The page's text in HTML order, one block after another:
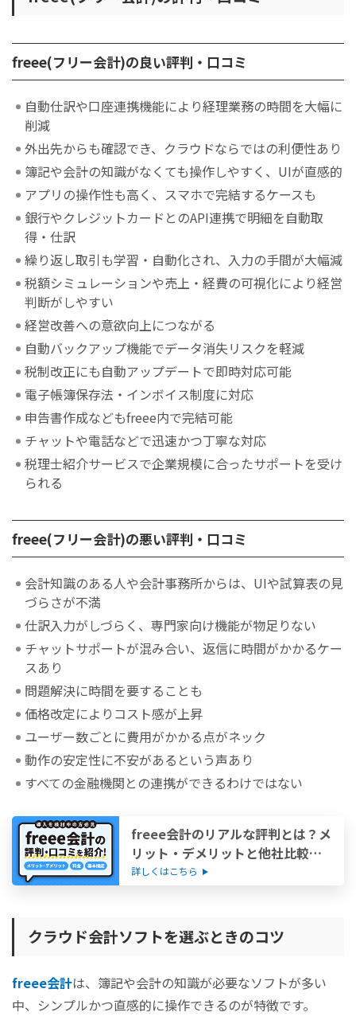
freee(フリー会計)の良い評判・口コミ
自動仕訳や口座連携機能により経理業務の時間を大幅に
削減
外出先からも確認でき、クラウドならではの利便性あり
簿記や会計の知識がなくても操作しやすく、UIが直感的
アプリの操作性も高く、スマホで完結するケースも
銀行やクレジットカードとのAPI連携で明細を自動取
得・仕訳
繰り返し取引も学習・自動化され、入力の手間が大幅減
税額シミュレーションや売上・経費の可視化により経営
判断がしやすい
経営改善への意欲向上につながる
自動バックアップ機能でデータ消失リスクを軽減
税制改正にも自動アップデートで即時対応可能
電子帳簿保存法・インボイス制度に対応
申告書作成などもfreee内で完結可能
チャットや電話などで迅速かつ丁寧な対応
税理士紹介サービスで企業規模に合ったサポートを受け
られる
freee(フリー会計)の悪い評判・口コミ
会計知識のある人や会計事務所からは、UIや試算表の見
づらさが不満
仕訳入力がしづらく、専門家向け機能が物足りない
チャットサポートが混み合い、返信に時間がかかるケー
スあり
問題解決に時間を要することも
価格改定によりコスト感が上昇
ユーザー数ごとに費用がかかる点がネック
動作の安定性に不安があるという声あり
すべての金融機関との連携ができるわけではない
freee会計のリアルな評判とは？メ
リット・デメリットと他社比較で
徹底分析
詳しくはこちら
クラウド会計ソフトを選ぶときのコツ
freee会計は、簿記や会計の知識が必要なソフトが多い
中、シンプルかつ直感的に操作できるのが特徴です。